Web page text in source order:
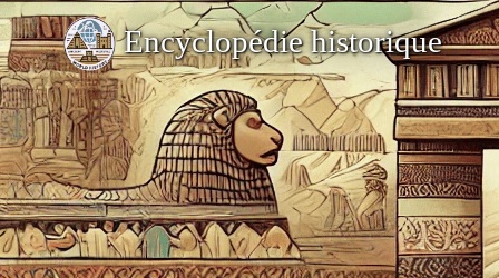
Encyclopédie historique